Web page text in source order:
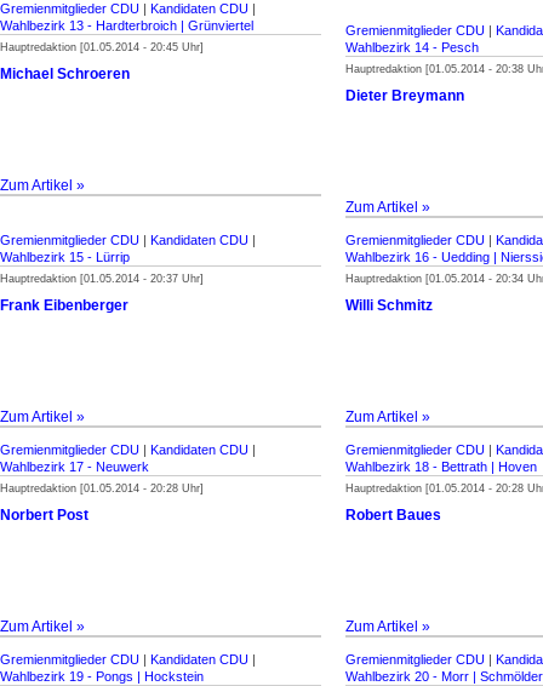
Gremienmitglieder CDU | Kandidaten CDU |
Wahlbezirk 13 - Hardterbroich | Grünviertel
Hauptredaktion [01.05.2014 - 20:45 Uhr]
Michael Schroeren
Zum Artikel »
Gremienmitglieder CDU |
Wahlbezirk 14 - Pesch
Hauptredaktion [01.05.2014 - 20:38
Dieter Breymann
Zum Artikel »
Gremienmitglieder CDU | Kandidaten CDU |
Wahlbezirk 15 - Lürrip
Hauptredaktion [01.05.2014 - 20:37 Uhr]
Frank Eibenberger
Zum Artikel »
Gremienmitglieder CDU |
Wahlbezirk 16 - Uedding |
Hauptredaktion [01.05.2014 - 20:34
Willi Schmitz
Zum Artikel »
Gremienmitglieder CDU | Kandidaten CDU |
Wahlbezirk 17 - Neuwerk
Hauptredaktion [01.05.2014 - 20:28 Uhr]
Norbert Post
Zum Artikel »
Gremienmitglieder CDU |
Wahlbezirk 18 - Bettrath | Hoven
Hauptredaktion [01.05.2014 - 20:28
Robert Baues
Zum Artikel »
Gremienmitglieder CDU | Kandidaten CDU |
Wahlbezirk 19 - Pongs | Hockstein
Gremienmitglieder CDU |
Wahlbezirk 20 - Morr |